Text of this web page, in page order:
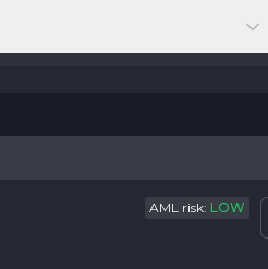
AML risk: LOW